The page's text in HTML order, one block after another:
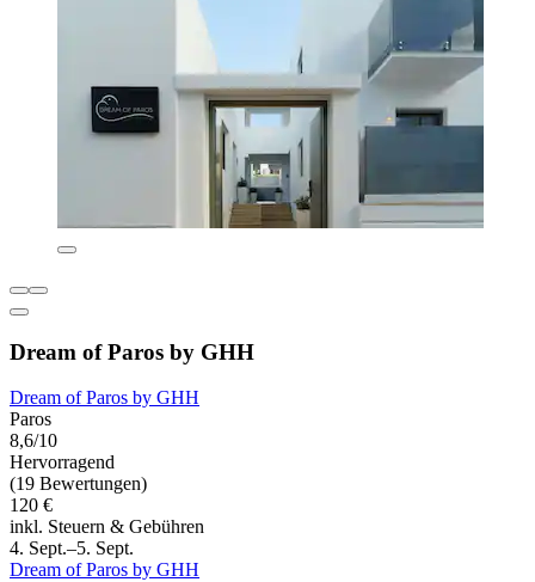
Dream of Paros by GHH
Dream of Paros by GHH
Paros
8,6/10
Hervorragend
(19 Bewertungen)
120 €
inkl. Steuern & Gebühren
4. Sept.–5. Sept.
Dream of Paros by GHH